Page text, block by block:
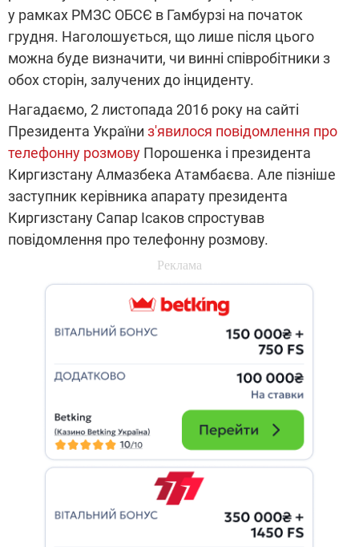
у рамках РМЗС ОБСЄ в Гамбурзі на початок
грудня. Наголошується, що лише після цього
можна буде визначити, чи винні співробітники з
обох сторін, залучених до інциденту.
Нагадаємо, 2 листопада 2016 року на сайті
Президента України з'явилося повідомлення про
телефонну розмову Порошенка і президента
Киргизстану Алмазбека Атамбаєва. Але пізніше
заступник керівника апарату президента
Киргизстану Сапар Ісаков спростував
повідомлення про телефонну розмову.